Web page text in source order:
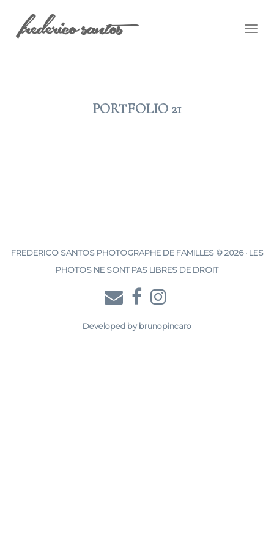
PORTFOLIO 21
FREDERICO SANTOS PHOTOGRAPHE DE FAMILLES © 2026 · LES
PHOTOS NE SONT PAS LIBRES DE DROIT
Developed by brunopincaro